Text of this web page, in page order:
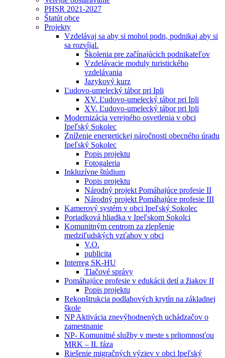
PHSR 2021-2027
Štatút obce
Projekty
Vzdelávaj sa aby si mohol podn, podnikaj aby si
sa rozvíjal.
Školenia pre začínajúcich podnikateľov
Vzdelávacie moduly turistického
vzdelávania
Jazykový kurz
Ľudovo-umelecký tábor pri Ipli
XV. Ľudovo-umelecký tábor pri Ipli
XV. Ľudovo-umelecký tábor pri Ipli
Modernizácia verejného osvetlenia v obci
Ipeľský Sokolec
Zníženie energetickej náročnosti obecného úradu
Ipeľský Sokolec
Popis projektu
Fotogaleria
Inkluzívne štúdium
Popis projektu
Národný projekt Pomáhajúce profesie II
Národný projekt Pomáhajúce profesie III
Kamerový systém v obci Ipeľský Sokolec
Poriadková hliadka v Ipeľskom Sokolci
Komunitným centrom za zlepšenie
medziľudských vzťahov v obci
V.O.
publicita
Interreg SK-HU
Tlačové správy
Pomáhajúce profesie v edukácii detí a žiakov II
Popis projektu
Rekonštrukcia podlahových krytín na základnej
škole
NP Aktivácia znevýhodnených uchádzačov o
zamestnanie
NP- Komunitné služby v meste s prítomnosťou
MRK – II. fáza
Riešenie migračných výziev v obci Ipeľský